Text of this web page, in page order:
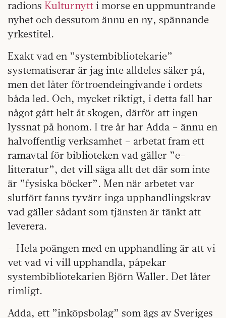
radions Kulturnytt i morse en uppmuntrande
nyhet och dessutom ännu en ny, spännande
yrkestitel.
Exakt vad en ”systembibliotekarie”
systematiserar är jag inte alldeles säker på,
men det låter förtroendeingivande i ordets
båda led. Och, mycket riktigt, i detta fall har
något gått helt åt skogen, därför att ingen
lyssnat på honom. I tre år har Adda – ännu en
halvoffentlig verksamhet – arbetat fram ett
ramavtal för biblioteken vad gäller ”e-
litteratur”, det vill säga allt det där som inte
är ”fysiska böcker”. Men när arbetet var
slutfört fanns tyvärr inga upphandlingskrav
vad gäller sådant som tjänsten är tänkt att
leverera.
– Hela poängen med en upphandling är att vi
vet vad vi vill upphandla, påpekar
systembibliotekarien Björn Waller. Det låter
rimligt.
Adda, ett ”inköpsbolag” som ägs av Sveriges